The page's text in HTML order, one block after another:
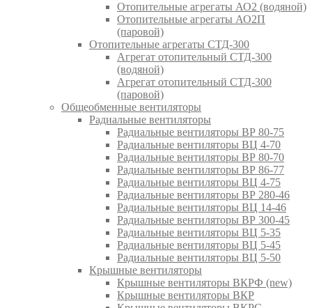
Отопительные агрегаты АО2 (водяной)
Отопительные агрегаты АО2П
(паровой)
Отопительные агрегаты СТД-300
Агрегат отопительный СТД-300
(водяной)
Агрегат отопительный СТД-300
(паровой)
Общеобменные вентиляторы
Радиальные вентиляторы
Радиальные вентиляторы ВР 80-75
Радиальные вентиляторы ВЦ 4-70
Радиальные вентиляторы ВР 80-70
Радиальные вентиляторы ВР 86-77
Радиальные вентиляторы ВЦ 4-75
Радиальные вентиляторы ВР 280-46
Радиальные вентиляторы ВЦ 14-46
Радиальные вентиляторы ВР 300-45
Радиальные вентиляторы ВЦ 5-35
Радиальные вентиляторы ВЦ 5-45
Радиальные вентиляторы ВЦ 5-50
Крышные вентиляторы
Крышные вентиляторы ВКРФ (new)
Крышные вентиляторы ВКР